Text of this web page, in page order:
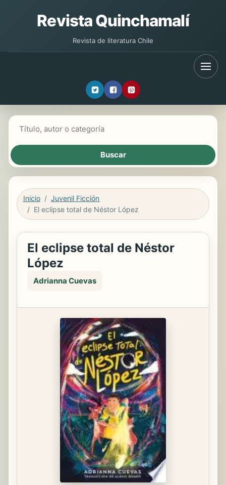
Revista Quinchamalí
Revista de literatura Chile
Inicio
Juvenil Ficción
El eclipse total de Néstor López
El eclipse total de Néstor
López
Adrianna Cuevas